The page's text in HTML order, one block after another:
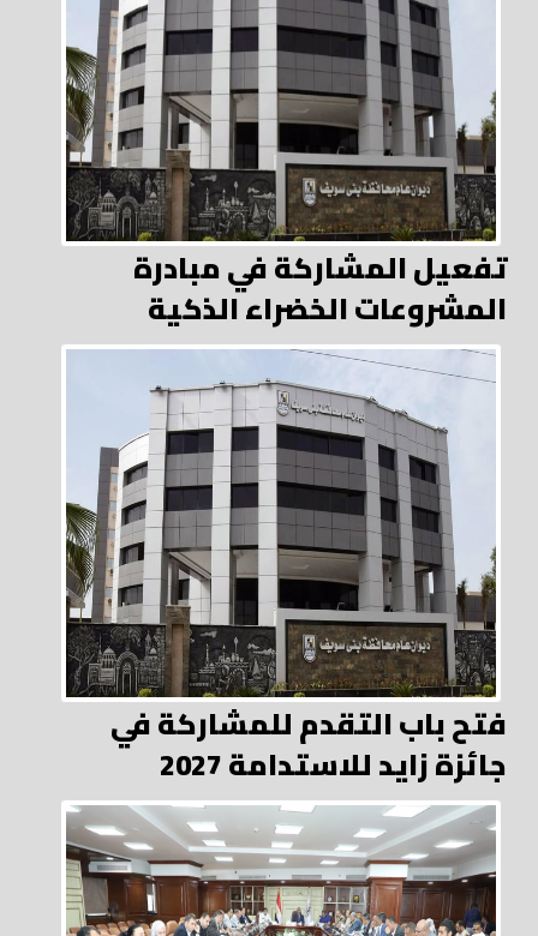
تفعيل المشاركة في مبادرة
المشروعات الخضراء الذكية
فتح باب التقدم للمشاركة في
جائزة زايد للاستدامة 2027